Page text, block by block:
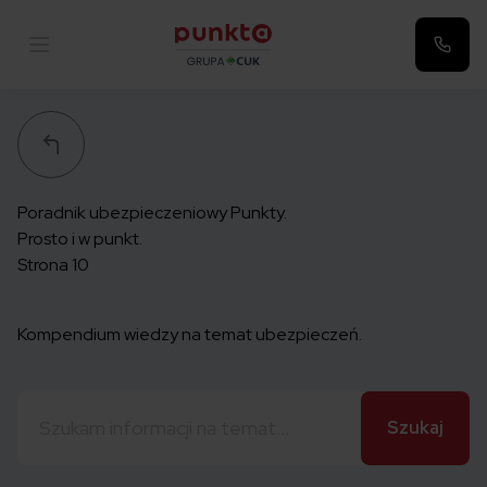
Poradnik ubezpieczeniowy Punkty.
Prosto i w punkt.
Strona 10
Kompendium wiedzy na temat ubezpieczeń.